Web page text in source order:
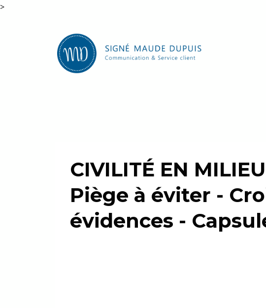
>
CIVILITÉ EN
Piège à éviter -
évidences -